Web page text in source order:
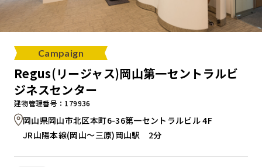
0120-999-076
受付時間 平日9:00～18:00
お問い合わせフォーム
Campaign
Regus(リージャス)岡山第一セントラルビ
ジネスセンター
建物管理番号：179936
岡山県岡山市北区本町6-36第一セントラルビル 4F
JR山陽本線(岡山～三原)岡山駅 2分